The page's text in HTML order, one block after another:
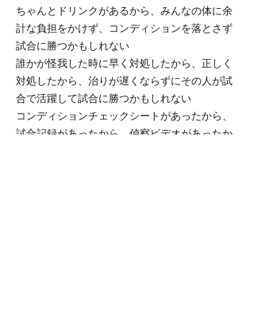
ちゃんとドリンクがあるから、みんなの体に余
計な負担をかけず、コンディションを落とさず
試合に勝つかもしれない
誰かが怪我した時に早く対処したから、正しく
対処したから、治りが遅くならずにその人が試
合で活躍して試合に勝つかもしれない
コンディションチェックシートがあったから、
試合記録があったから、偵察ビデオがあったか